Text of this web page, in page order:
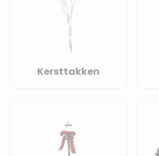
Kersttakken